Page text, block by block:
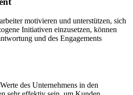
motivieren und unterstützen, sich
Initiativen einzusetzen, können
und des Engagements
des Unternehmens in den